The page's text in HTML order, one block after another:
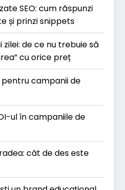
SEO: cum răspunzi
și prinzi snippets
zilei: de ce nu trebuie să
cu orice preț
campanii de
ul în campaniile de
cât de des este